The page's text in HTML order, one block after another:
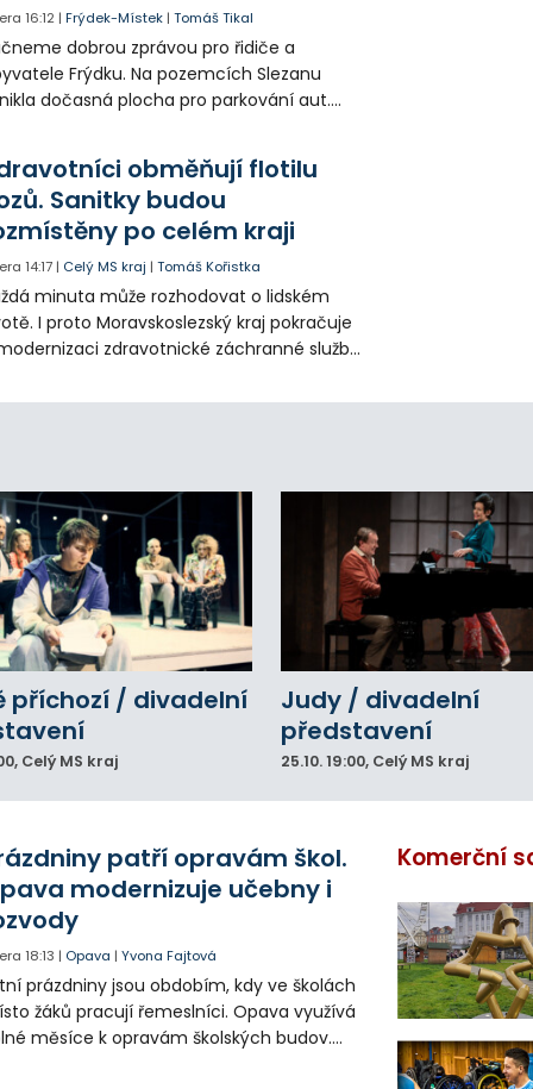
16:12 |Frýdek-Místek |Tomáš Tikal
dobrou zprávou pro řidiče a
Frýdku. Na pozemcích Slezanu
dočasná plocha pro parkování aut.
obměňují flotilu
Sanitky budou
po celém kraji
14:17 | Celý MS kraj |Tomáš Kořistka
minuta může rozhodovat o lidském
I proto Moravskoslezský kraj pokračuje
zdravotnické záchranné služby
nejmodernější technikou.
příchozí / divadelní
, Celý MS kraj
Judy / divadelní
představení
25.10.19:00, Celý MS kraj
patří opravám škol.
modernizuje učebny i
18:13 | Opava |Yvona Fajtová
prázdniny jsou obdobím, kdy ve školách
žáků pracují řemeslníci. Opava využívá
měsíce k opravám školských budov.
Komerční